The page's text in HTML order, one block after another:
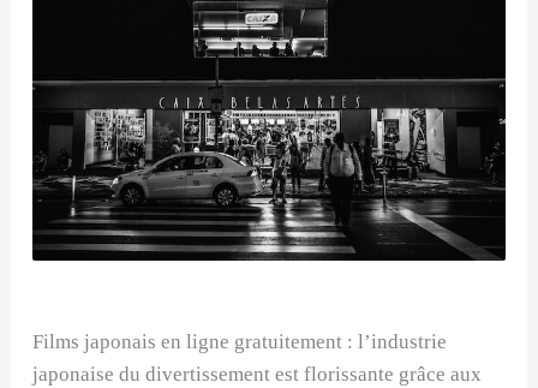
Films japonais en ligne gratuitement : l’industrie
japonaise du divertissement est florissante grâce aux